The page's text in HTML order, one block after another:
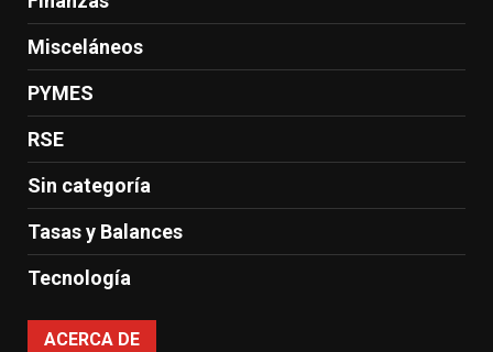
Misceláneos
PYMES
RSE
Sin categoría
Tasas y Balances
Tecnología
ACERCA DE